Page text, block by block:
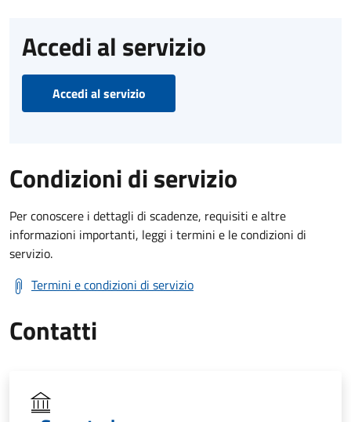
Accedi al servizio
Accedi al servizio
Condizioni di servizio
Per conoscere i dettagli di scadenze, requisiti e altre
informazioni importanti, leggi i termini e le condizioni di
servizio.
Termini e condizioni di servizio
Contatti